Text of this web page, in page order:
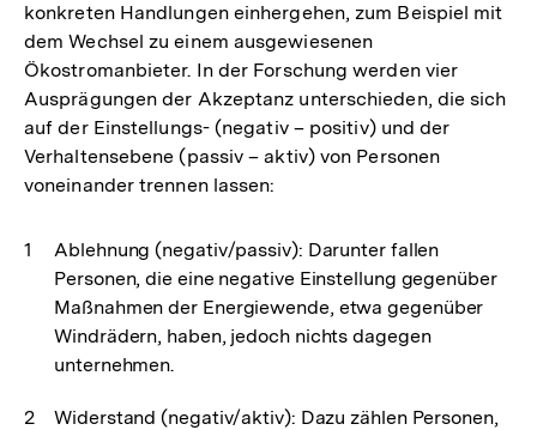
konkreten Handlungen einhergehen, zum Beispiel mit
dem Wechsel zu einem ausgewiesenen
Ökostromanbieter. In der Forschung werden vier
Ausprägungen der Akzeptanz unterschieden, die sich
auf der Einstellungs- (negativ – positiv) und der
Verhaltensebene (passiv – aktiv) von Personen
voneinander trennen lassen:
Ablehnung (negativ/passiv): Darunter fallen
Personen, die eine negative Einstellung gegenüber
Maßnahmen der Energiewende, etwa gegenüber
Windrädern, haben, jedoch nichts dagegen
unternehmen.
Widerstand (negativ/aktiv): Dazu zählen Personen,